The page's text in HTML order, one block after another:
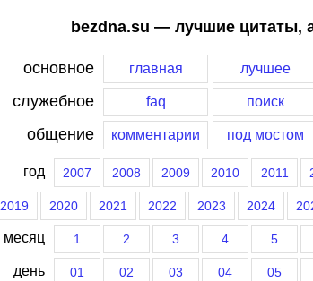
bezdna.su — лучшие цитаты,
основное главная лучшее
служебное faq поиск
общение комментарии под мостом
год 2007 2008 2009 2010 2011
2019 2020 2021 2022 2023 2024
месяц 1 2 3 4 5
день 01 02 03 04 05